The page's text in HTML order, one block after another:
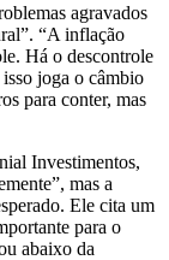
agravados
“A inflação
Há o descontrole
joga o câmbio
para conter, mas
Investimentos,
mas a
Ele cita um
para o
abaixo da